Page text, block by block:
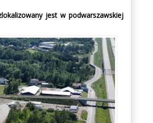
jest w podwarszawskiej